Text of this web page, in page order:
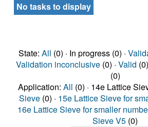
No tasks to display
State: All (0) · In progress (0) ·
Validation inconclusive(0) · Valid
(0)
Application: All (0) · 14e Lattice
Sieve (0) · 15e Lattice Sieve for
16e Lattice Sieve for smaller
Sieve V5 (0)